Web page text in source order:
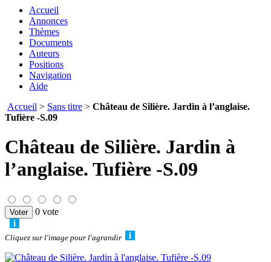
Accueil
Annonces
Thèmes
Documents
Auteurs
Positions
Navigation
Aide
Accueil > Sans titre > Château de Silière. Jardin à l’anglaise.
Tufière -S.09
Château de Silière. Jardin à
l’anglaise. Tufière -S.09
0 vote
Cliquez sur l'image pour l'agrandir